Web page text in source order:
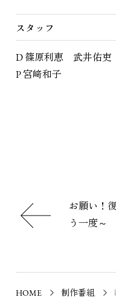
スタッフ
D 篠原利恵 武井佑吏
P 宮﨑和子
お願い！
う一度～
HOME 制作番組